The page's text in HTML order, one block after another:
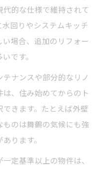
的な仕様で維持されて
回りやシステムキッチ
場合、追加のリフォー
です。
ナンスや部分的なリノ
、住み始めてからのト
きます。たとえば外壁
のは舞鶴の気候にも強
ります。
定基準以上の物件は、